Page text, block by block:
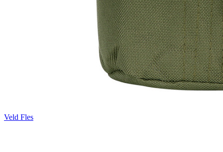
Veld Fles